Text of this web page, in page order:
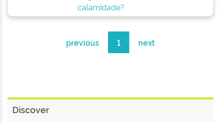
calamidade?
previous 1 next
Discover